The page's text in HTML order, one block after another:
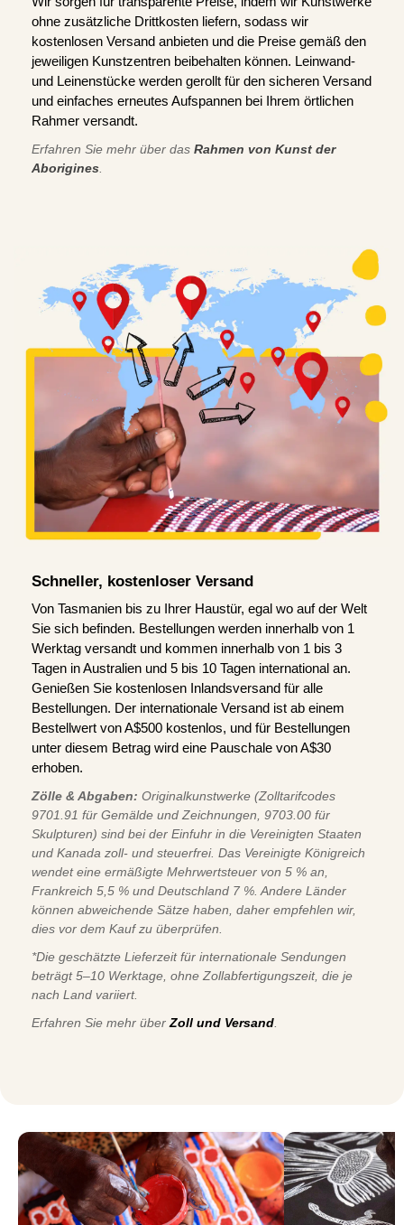
ohne zusätzliche Drittkosten liefern, sodass wir
kostenlosen Versand anbieten und die Preise gemäß den
jeweiligen Kunstzentren beibehalten können. Leinwand-
und Leinenstücke werden gerollt für den sicheren Versand
und einfaches erneutes Aufspannen bei Ihrem örtlichen
Rahmer versandt.
Erfahren Sie mehr über das Rahmen von Kunst der
Aborigines
Schneller, kostenloser Versand
Von Tasmanien bis zu Ihrer Haustür, egal wo auf der Welt
Sie sich befinden. Bestellungen werden innerhalb von 1
Werktag versandt und kommen innerhalb von 1 bis 3
Tagen in Australien und 5 bis 10 Tagen international an.
Genießen Sie kostenlosen Inlandsversand für alle
Bestellungen. Der internationale Versand ist ab einem
Bestellwert von A$500 kostenlos, und für Bestellungen
unter diesem Betrag wird eine Pauschale von A$30
erhoben.
Zölle & Abgaben: Originalkunstwerke (Zolltarifcodes
9701.91 für Gemälde und Zeichnungen, 9703.00 für
Skulpturen) sind bei der Einfuhr in die Vereinigten Staaten
und Kanada zoll- und steuerfrei. Das Vereinigte Königreich
wendet eine ermäßigte Mehrwertsteuer von 5 % an,
Frankreich 5,5 % und Deutschland 7 %. Andere Länder
können abweichende Sätze haben, daher empfehlen wir,
dies vor dem Kauf zu überprüfen.
*Die geschätzte Lieferzeit für internationale Sendungen
beträgt 5–10 Werktage, ohne Zollabfertigungszeit, die je
nach Land variiert.
Erfahren Sie mehr überZoll und Versand.